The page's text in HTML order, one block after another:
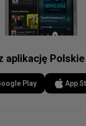
aplikację
Play App